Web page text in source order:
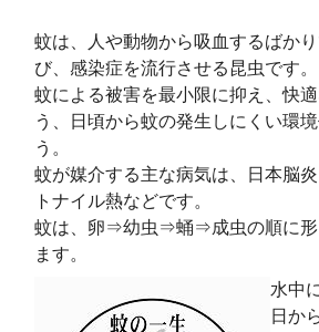
蚊は、人や動物から吸血するばか
び、感染症を流行させる昆虫です。
蚊による被害を最小限に抑え、快
う、日頃から蚊の発生しにくい環
う。
蚊が媒介する主な病気は、日本脳
トナイル熱などです。
蚊は、卵⇒幼虫⇒蛹⇒成虫の順に形
ます。
水中
日か